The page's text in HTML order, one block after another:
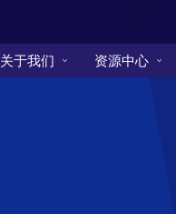
关于我们 资源中心